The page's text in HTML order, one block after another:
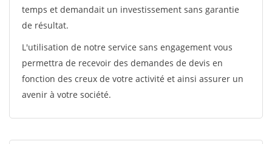
temps et demandait un investissement sans garantie
de résultat.
L'utilisation de notre service sans engagement vous
permettra de recevoir des demandes de devis en
fonction des creux de votre activité et ainsi assurer un
avenir à votre société.